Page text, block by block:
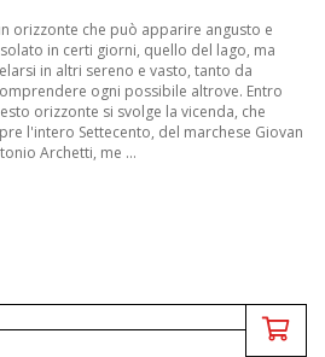
orizzonte che può apparire angusto e
in certi giorni, quello del lago, ma
in altri sereno e vasto, tanto da
ogni possibile altrove. Entro
orizzonte si svolge la vicenda, che
l'intero Settecento, del marchese Giovan
Archetti, me ...